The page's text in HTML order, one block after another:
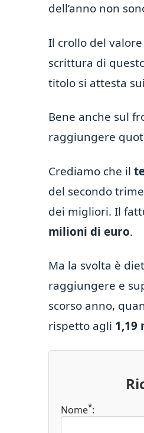
dell’anno non
Il crollo del
scrittura di
titolo si attesta sui
Bene anche sul
raggiungere
Crediamo che il
del secondo
dei migliori. Il
milioni di euro.
Ma la svolta è
raggiungere e
scorso anno,
rispetto agli 1,19
Nome*: